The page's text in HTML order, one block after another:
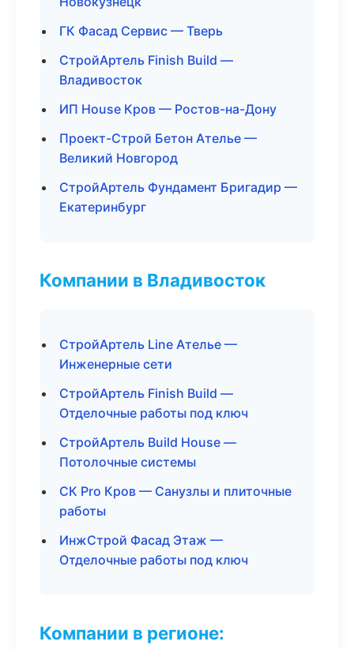
ГК Фасад Сервис — Тверь
СтройАртель Finish Build —
Владивосток
ИП House Кров — Ростов-на-Дону
Проект-Строй Бетон Ателье —
Великий Новгород
СтройАртель Фундамент Бригадир —
Екатеринбург
Компании в Владивосток
СтройАртель Line Ателье —
Инженерные сети
СтройАртель Finish Build —
Отделочные работы под ключ
СтройАртель Build House —
Потолочные системы
СК Pro Кров — Санузлы и плиточные
работы
ИнжСтрой Фасад Этаж —
Отделочные работы под ключ
Компании в регионе: